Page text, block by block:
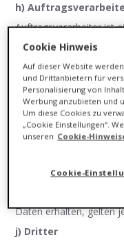
h)
Auftragsverarbeiter ist
Behörde, Einrichtung
verarbeitet.
i) Empfänger
Empfänger ist eine
Behörde, Einrichtung
personenbezogene
Behörden, die im
Daten erhalten, gelten
j) Dritter
Cookie Hinweis
Auf dieser Website
und Drittanbietern für
Personalisierung von
Werbung anzubieten und
Um diese Cookies zu
„Cookie Einstellungen“.
unseren Cookie-
Cookie-